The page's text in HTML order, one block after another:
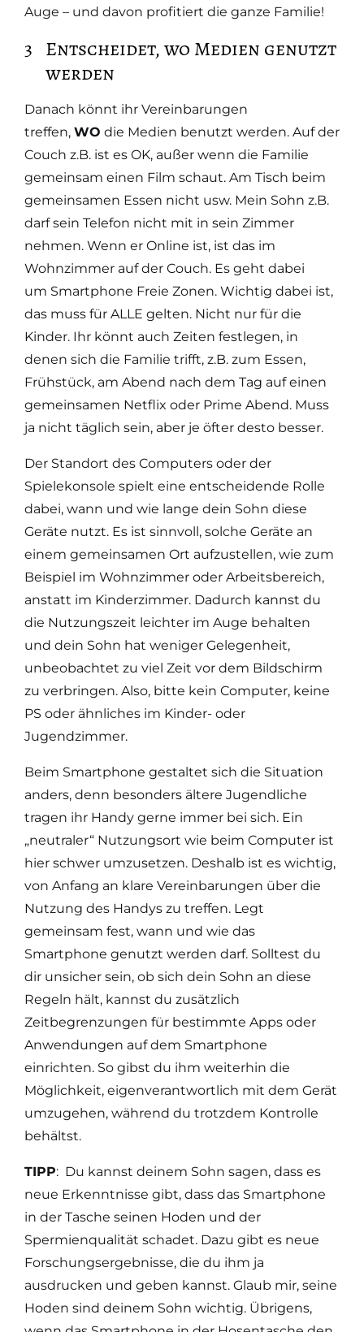
Auge – und davon profitiert die ganze Familie!
Entscheidet, wo Medien genutzt
werden
Danach könnt ihr Vereinbarungen
treffen, WO die Medien benutzt werden. Auf der
Couch z.B. ist es OK, außer wenn die Familie
gemeinsam einen Film schaut. Am Tisch beim
gemeinsamen Essen nicht usw. Mein Sohn z.B.
darf sein Telefon nicht mit in sein Zimmer
nehmen. Wenn er Online ist, ist das im
Wohnzimmer auf der Couch. Es geht dabei
um Smartphone Freie Zonen. Wichtig dabei ist,
das muss für ALLE gelten. Nicht nur für die
Kinder. Ihr könnt auch Zeiten festlegen, in
denen sich die Familie trifft, z.B. zum Essen,
Frühstück, am Abend nach dem Tag auf einen
gemeinsamen Netflix oder Prime Abend. Muss
ja nicht täglich sein, aber je öfter desto besser.
Der Standort des Computers oder der
Spielekonsole spielt eine entscheidende Rolle
dabei, wann und wie lange dein Sohn diese
Geräte nutzt. Es ist sinnvoll, solche Geräte an
einem gemeinsamen Ort aufzustellen, wie zum
Beispiel im Wohnzimmer oder Arbeitsbereich,
anstatt im Kinderzimmer. Dadurch kannst du
die Nutzungszeit leichter im Auge behalten
und dein Sohn hat weniger Gelegenheit,
unbeobachtet zu viel Zeit vor dem Bildschirm
zu verbringen. Also, bitte kein Computer, keine
PS oder ähnliches im Kinder- oder
Jugendzimmer.
Beim Smartphone gestaltet sich die Situation
anders, denn besonders ältere Jugendliche
tragen ihr Handy gerne immer bei sich. Ein
„neutraler“ Nutzungsort wie beim Computer ist
hier schwer umzusetzen. Deshalb ist es wichtig,
von Anfang an klare Vereinbarungen über die
Nutzung des Handys zu treffen. Legt
gemeinsam fest, wann und wie das
Smartphone genutzt werden darf. Solltest du
dir unsicher sein, ob sich dein Sohn an diese
Regeln hält, kannst du zusätzlich
Zeitbegrenzungen für bestimmte Apps oder
Anwendungen auf dem Smartphone
einrichten. So gibst du ihm weiterhin die
Möglichkeit, eigenverantwortlich mit dem Gerät
umzugehen, während du trotzdem Kontrolle
behältst.
TIPP: Du kannst deinem Sohn sagen, dass es
neue Erkenntnisse gibt, dass das Smartphone
in der Tasche seinen Hoden und der
Spermienqualität schadet. Dazu gibt es neue
Forschungsergebnisse, die du ihm ja
ausdrucken und geben kannst. Glaub mir, seine
Hoden sind deinem Sohn wichtig. Übrigens,